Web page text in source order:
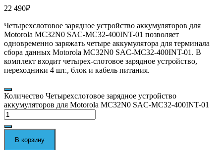
22 490₽
Четырехслотовое зарядное устройство аккумуляторов для
Motorola MC32N0 SAC-MC32-400INT-01 позволяет
одновременно заряжать четыре аккумулятора для терминала
сбора данных Motorola MC32N0 SAC-MC32-400INT-01. В
комплект входит четырех-слотовое зарядное устройство,
переходники 4 шт., блок и кабель питания.
Количество Четырехслотовое зарядное устройство
аккумуляторов для Motorola MC32N0 SAC-MC32-400INT-01
В корзину